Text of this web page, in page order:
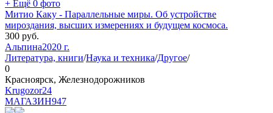
+ Ещё 0 фото
Митио Каку - Параллельные миры. Об устройстве
мироздания, высших измерениях и будущем космоса.
300 руб.
Альпина2020 г.
Литература, книги/Наука и техника/Другое/
0
Красноярск, Железнодорожников
Krugozor24
МАГАЗИН947